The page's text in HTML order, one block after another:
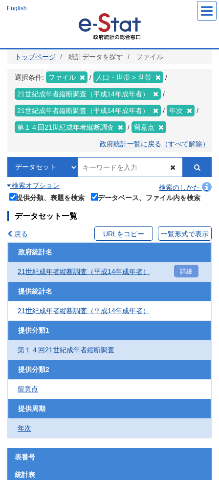
ツ
English
トップページ 統計データを探す ファイル
選択条件: ファイル 人口・世帯 > 世帯
21世紀成年者縦断調査（平成14年成年者）
21世紀成年者縦断調査（平成14年成年者） 年次
第１４回21世紀成年者縦断調査 留意点
政府統計一覧に戻る（すべて解除）
検索オプション
検索のしかた
提供分類、表題を検索
データベース、ファイル内を検索
データセット一覧
戻る URLをコピー 一覧形式で表示
政府統計名
21世紀成年者縦断調査（平成14年成年者） 詳細
提供統計名
21世紀成年者縦断調査（平成14年成年者）
提供分類1
第１４回21世紀成年者縦断調査
提供分類2
留意点
提供周期
年次
表番号
統計表